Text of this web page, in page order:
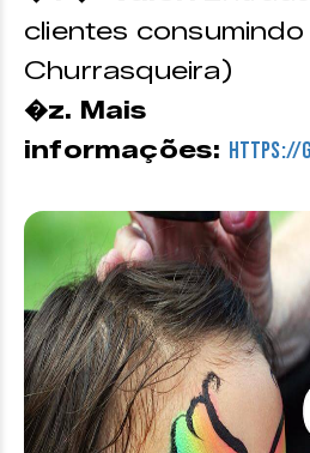
clientes consumindo
Churrasqueira)
�z. Mais
informações: https://